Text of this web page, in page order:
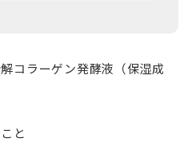
コラーゲン発酵液（保湿成
と